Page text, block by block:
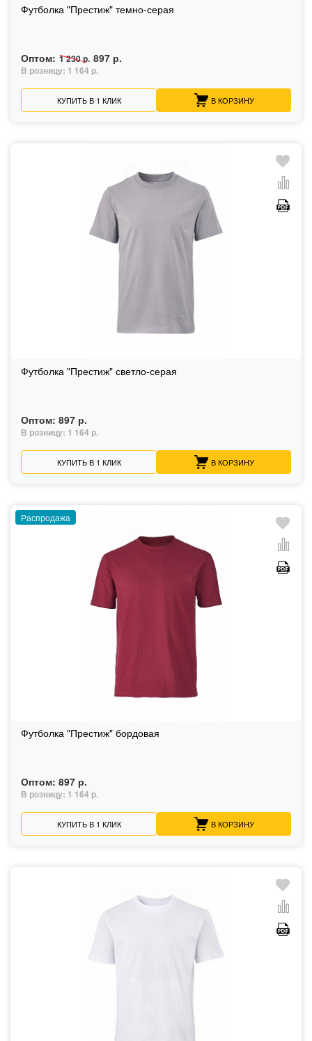
Футболка "Престиж" темно-серая
Оптом: 1 230 р. 897 р.
В розницу: 1 164 р.
КУПИТЬ В 1 КЛИК В КОРЗИНУ
Футболка "Престиж" светло-серая
Оптом: 897 р.
В розницу: 1 164 р.
КУПИТЬ В 1 КЛИК В КОРЗИНУ
Распродажа
Футболка "Престиж" бордовая
Оптом: 897 р.
В розницу: 1 164 р.
КУПИТЬ В 1 КЛИК В КОРЗИНУ